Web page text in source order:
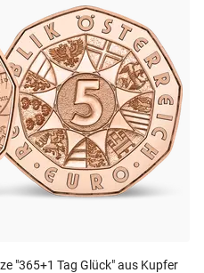
"365+1 Tag Glück" aus Kupfer